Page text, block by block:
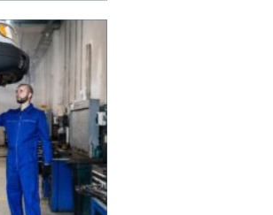
plats,
värdefulla
användas
som söker